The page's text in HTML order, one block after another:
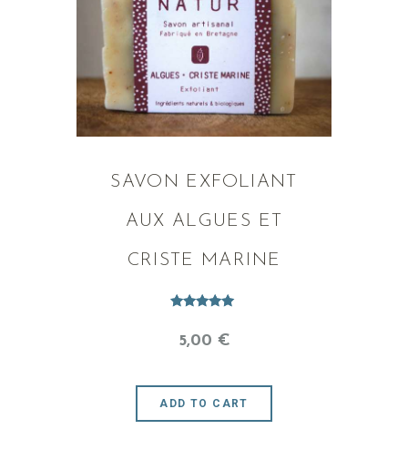
SAVON EXFOLIANT
AUX ALGUES ET
CRISTE MARINE
5.00
sur 5
5,00 €
ADD TO CART